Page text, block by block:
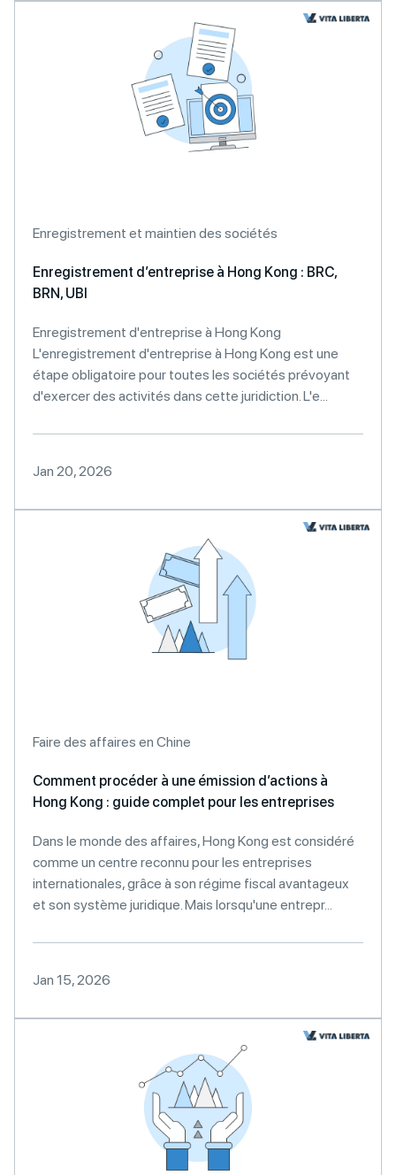
Enregistrement et maintien des sociétés
Enregistrement d’entreprise à Hong Kong : BRC,
BRN, UBI
Enregistrement d'entreprise à Hong Kong
L'enregistrement d'entreprise à Hong Kong est une
étape obligatoire pour toutes les sociétés prévoyant
d'exercer des activités dans cette juridiction. L'e...
Jan 20, 2026
Faire des affaires en Chine
Comment procéder à une émission d’actions à
Hong Kong : guide complet pour les entreprises
Dans le monde des affaires, Hong Kong est considéré
comme un centre reconnu pour les entreprises
internationales, grâce à son régime fiscal avantageux
et son système juridique. Mais lorsqu'une entrepr...
Jan 15, 2026